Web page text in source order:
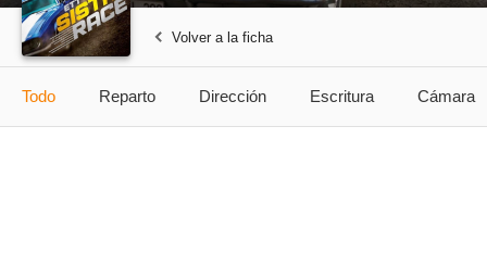
Volver a la ficha
Todo Reparto Dirección Escritura Cámara